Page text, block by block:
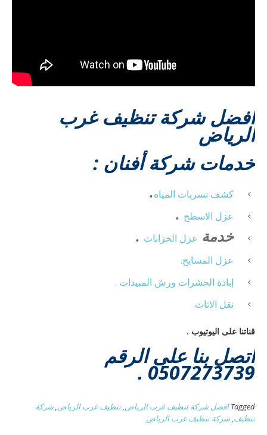
افضل شركة تنظيف غرب
الرياض
خدمات شركة أفنان :
كشف تسربات المياه.
عزل الاسطح .
خدمة عزل الخزانات .
عزل المسابح.
إبادة الحشرات ورش المبيدات .
نقل الاثاث.
قناتنا على اليوتيوب .
اتصل بنا على الرقم
0507273739 .
Tagged افضل شركة تنظيف غرب الرياض,تنظيف غرب الرياض,شركة
تنظيف,شركة تنظيف غرب الرياض